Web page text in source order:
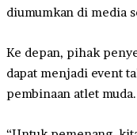
diumumkan di media
Ke depan, pihak
dapat menjadi event
pembinaan atlet muda.